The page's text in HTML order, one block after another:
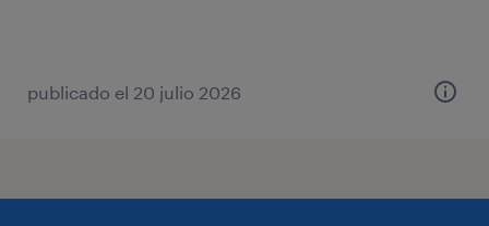
publicado el 20 julio 2026